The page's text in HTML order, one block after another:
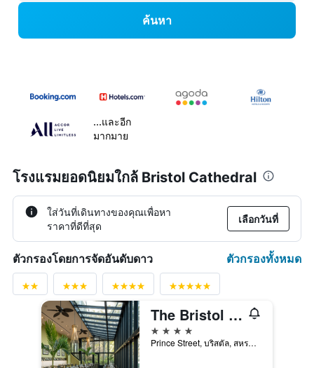
ค้นหา
...และอีก
มากมาย
โรงแรมยอดนิยมใกล้ Bristol Cathedral
ใส่วันที่เดินทางของคุณเพื่อหา
ราคาที่ดีที่สุด
เลือกวันที่
ตัวกรองโดยการจัดอันดับดาว ตัวกรองทั้งหมด
The Bristol Hotel
4 ดาว
Prince Street, บริสตัล, สหราชอาณาจักร